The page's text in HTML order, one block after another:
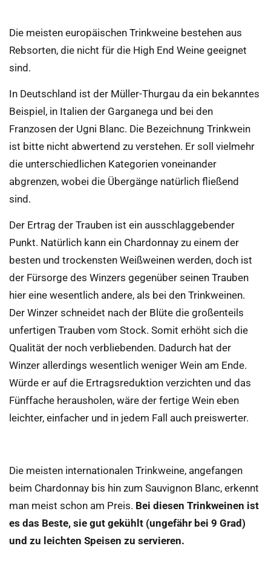
Die meisten europäischen Trinkweine bestehen aus
Rebsorten, die nicht für die High End Weine geeignet
sind.
In Deutschland ist der Müller-Thurgau da ein bekanntes
Beispiel, in Italien der Garganega und bei den
Franzosen der Ugni Blanc. Die Bezeichnung Trinkwein
ist bitte nicht abwertend zu verstehen. Er soll vielmehr
die unterschiedlichen Kategorien voneinander
abgrenzen, wobei die Übergänge natürlich fließend
sind.
Der Ertrag der Trauben ist ein ausschlaggebender
Punkt. Natürlich kann ein Chardonnay zu einem der
besten und trockensten Weißweinen werden, doch ist
der Fürsorge des Winzers gegenüber seinen Trauben
hier eine wesentlich andere, als bei den Trinkweinen.
Der Winzer schneidet nach der Blüte die großenteils
unfertigen Trauben vom Stock. Somit erhöht sich die
Qualität der noch verbliebenden. Dadurch hat der
Winzer allerdings wesentlich weniger Wein am Ende.
Würde er auf die Ertragsreduktion verzichten und das
Fünffache herausholen, wäre der fertige Wein eben
leichter, einfacher und in jedem Fall auch preiswerter.
Die meisten internationalen Trinkweine, angefangen
beim Chardonnay bis hin zum Sauvignon Blanc, erkennt
man meist schon am Preis. Bei diesen Trinkweinen ist
es das Beste, sie gut gekühlt (ungefähr bei 9 Grad)
und zu leichten Speisen zu servieren.